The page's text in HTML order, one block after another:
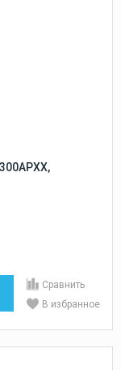
Сравнить
В избранное